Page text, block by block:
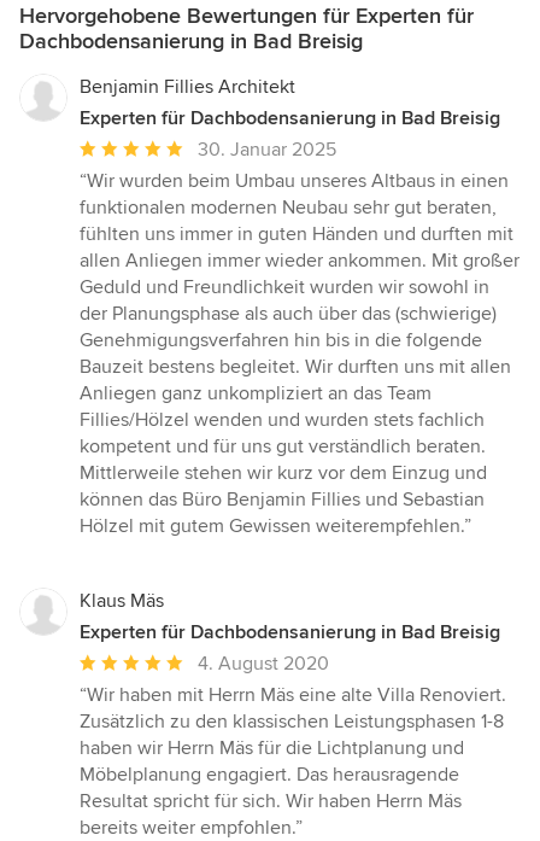
Hervorgehobene Bewertungen für Experten für
Dachbodensanierung in Bad Breisig
Benjamin Fillies Architekt
Experten für Dachbodensanierung in Bad Breisig
Durchschnittliche
Bewertung:
5
von
5
Sternen
30. Januar 2025
“Wir wurden beim Umbau unseres Altbaus in einen
funktionalen modernen Neubau sehr gut beraten,
fühlten uns immer in guten Händen und durften mit
allen Anliegen immer wieder ankommen. Mit großer
Geduld und Freundlichkeit wurden wir sowohl in
der Planungsphase als auch über das (schwierige)
Genehmigungsverfahren hin bis in die folgende
Bauzeit bestens begleitet. Wir durften uns mit allen
Anliegen ganz unkompliziert an das Team
Fillies/Hölzel wenden und wurden stets fachlich
kompetent und für uns gut verständlich beraten.
Mittlerweile stehen wir kurz vor dem Einzug und
können das Büro Benjamin Fillies und Sebastian
Hölzel mit gutem Gewissen weiterempfehlen.”
Klaus Mäs
Experten für Dachbodensanierung in Bad Breisig
Durchschnittliche
Bewertung:
5
von
5
Sternen
4. August 2020
“Wir haben mit Herrn Mäs eine alte Villa Renoviert.
Zusätzlich zu den klassischen Leistungsphasen 1-8
haben wir Herrn Mäs für die Lichtplanung und
Möbelplanung engagiert. Das herausragende
Resultat spricht für sich. Wir haben Herrn Mäs
bereits weiter empfohlen.”